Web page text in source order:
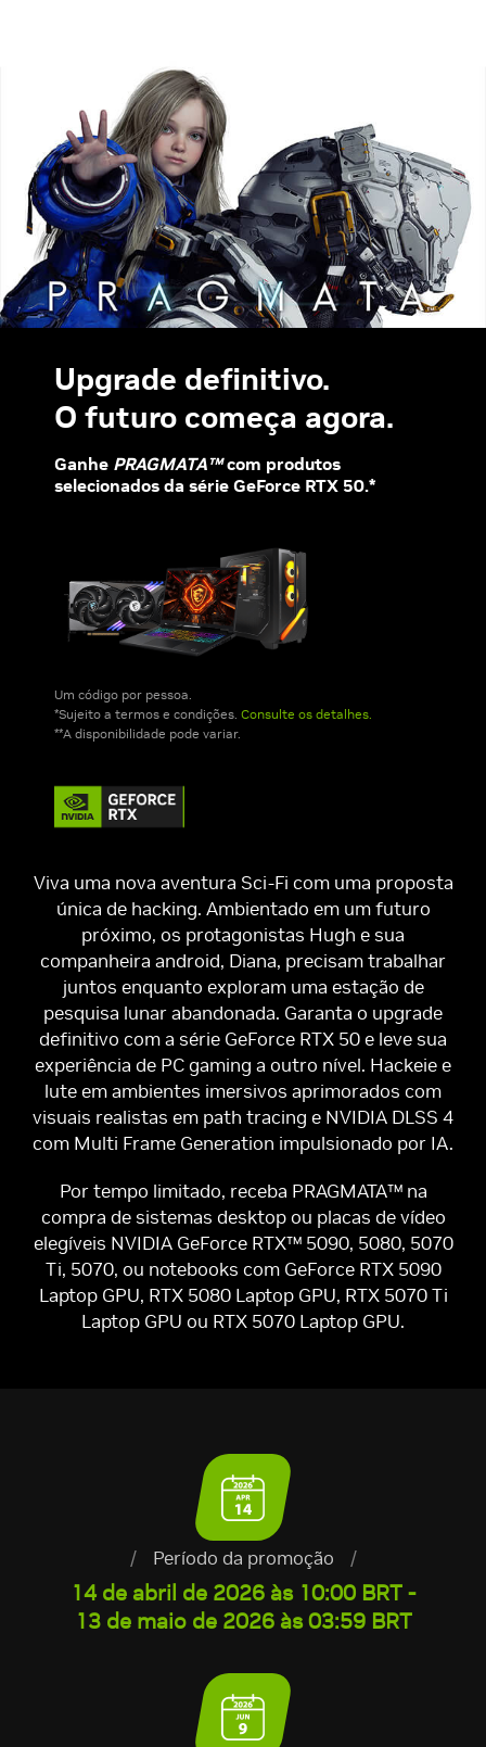
Upgrade definitivo.
O futuro começa agora.
Ganhe PRAGMATA™com produtos
selecionados da série GeForce RTX 50.*
Um código por pessoa.
*Sujeito a termos e condições. Consulte os detalhes.
**A disponibilidade pode variar.
Viva uma nova aventura Sci-Fi com uma proposta
única de hacking. Ambientado em um futuro
próximo, os protagonistas Hugh e sua
companheira android, Diana, precisam trabalhar
juntos enquanto exploram uma estação de
pesquisa lunar abandonada. Garanta o upgrade
definitivo com a série GeForce RTX 50 e leve sua
experiência de PC gaming a outro nível. Hackeie e
lute em ambientes imersivos aprimorados com
visuais realistas em path tracing e NVIDIA DLSS 4
com Multi Frame Generation impulsionado por IA.
Por tempo limitado, receba PRAGMATA™ na
compra de sistemas desktop ou placas de vídeo
elegíveis NVIDIA GeForce RTX™ 5090, 5080, 5070
Ti, 5070, ou notebooks com GeForce RTX 5090
Laptop GPU, RTX 5080 Laptop GPU, RTX 5070 Ti
Laptop GPU ou RTX 5070 Laptop GPU.
/ Período da promoção /
14 de abril de 2026 às 10:00 BRT -
13 de maio de 2026 às 03:59 BRT